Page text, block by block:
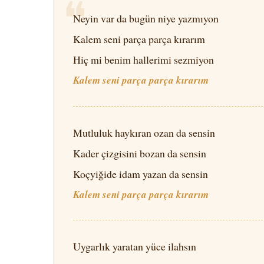
❝
Neyin var da bugün niye yazmıyon
Kalem seni parça parça kırarım
Hiç mi benim hallerimi sezmiyon
Kalem seni parça parça kırarım
Mutluluk haykıran ozan da sensin
Kader çizgisini bozan da sensin
Koçyiğide idam yazan da sensin
Kalem seni parça parça kırarım
Uygarlık yaratan yüce ilahsın